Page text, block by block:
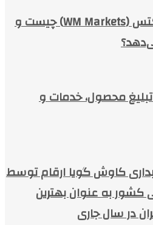
بروکر دبلیو ام مارکتس (WM Markets) چیست و
محصول، خدمات و
کاوش گویا ارقام توسط
کشور به عنوان بهترین
در سال جاری